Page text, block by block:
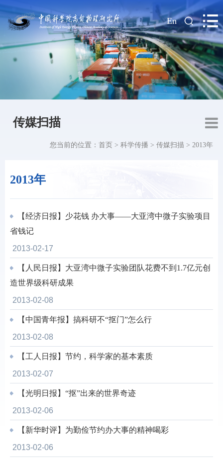
| En
传媒扫描
2013年
您当前的位置： 首页 > 科学传播 > 传媒扫描 > 2013年
【经济日报】少花钱 办大事——大亚湾中微子实验项目
省钱记
2013-02-17
【人民日报】大亚湾中微子实验团队花费不到1.7亿元创
造世界级科研成果
2013-02-08
【中国青年报】搞科研不“抠门”怎么行
2013-02-08
【工人日报】节约，科学家的基本素质
2013-02-07
【光明日报】“抠”出来的世界奇迹
2013-02-06
【新华时评】为勤俭节约办大事的精神喝彩
2013-02-06